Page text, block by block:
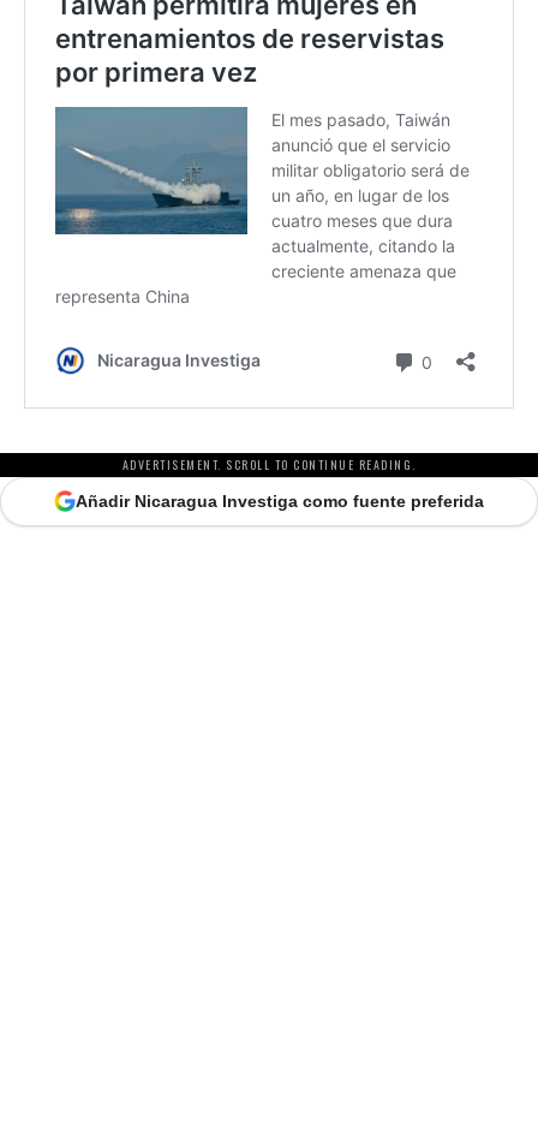
ADVERTISEMENT. SCROLL TO CONTINUE READING.
Añadir Nicaragua Investiga como fuente preferida